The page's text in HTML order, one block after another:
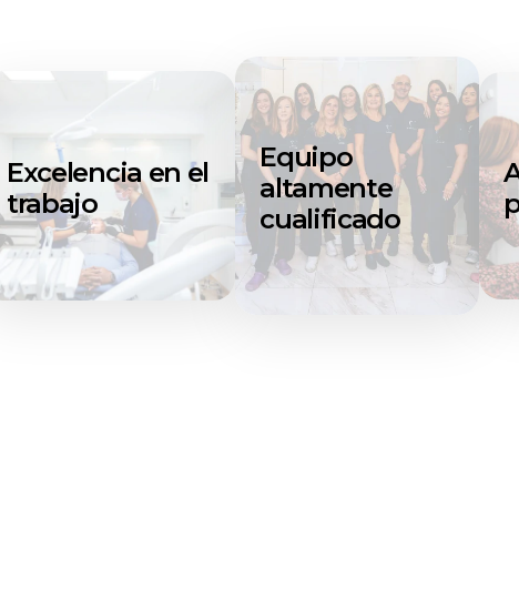
Excelencia en el
trabajo
Equipo
altamente
cualificado